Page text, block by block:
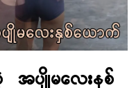
ပျိုမလေးနှစ်